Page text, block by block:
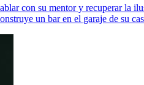
con su mentor y recuperar la
un bar en el garaje de su